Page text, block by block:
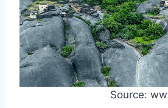
Source: